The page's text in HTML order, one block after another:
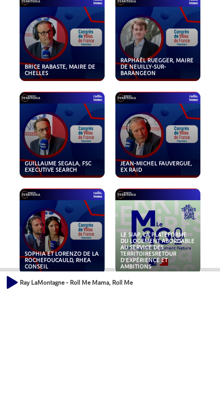
BRICE RABASTE, MAIRE DE
CHELLES
RAPHAËL RUEGGER, MAIRE
DE NEUILLY-SUR-
BARANGEON
GUILLAUME SEGALA, FSC
EXECUTIVE SEARCH
JEAN-MICHEL FAUVERGUE,
EX RAID
SOPHIA ET LORENZO DE LA
ROCHEFOUCAULD, RHEA
CONSEIL
LE SIAP, LA PLATEFORME
DU LOGEMENT ABORDABLE
AU SERVICE DES
TERRITOIRESRETOUR
D'EXPÉRIENCE ET
AMBITIONS
Ray LaMontagne - Roll Me Mama, Roll Me